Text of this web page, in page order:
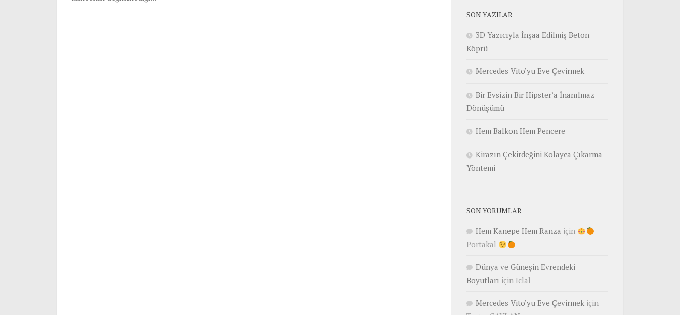
SON YAZILAR
3D Yazıcıyla İnşaa Edilmiş Beton
Köprü
Mercedes Vito’yu Eve Çevirmek
Bir Evsizin Bir Hipster’a İnanılmaz
Dönüşümü
Hem Balkon Hem Pencere
Kirazın Çekirdeğini Kolayca Çıkarma
Yöntemi
SON YORUMLAR
Hem Kanepe Hem Ranza için
Portakal
Dünya ve Güneşin Evrendeki
Boyutları için Iclal
Mercedes Vito’yu Eve Çevirmek için